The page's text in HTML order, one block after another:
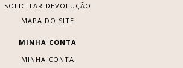
SOLICITAR DEVOLUÇÃO
MAPA DO SITE
MINHA CONTA
MINHA CONTA